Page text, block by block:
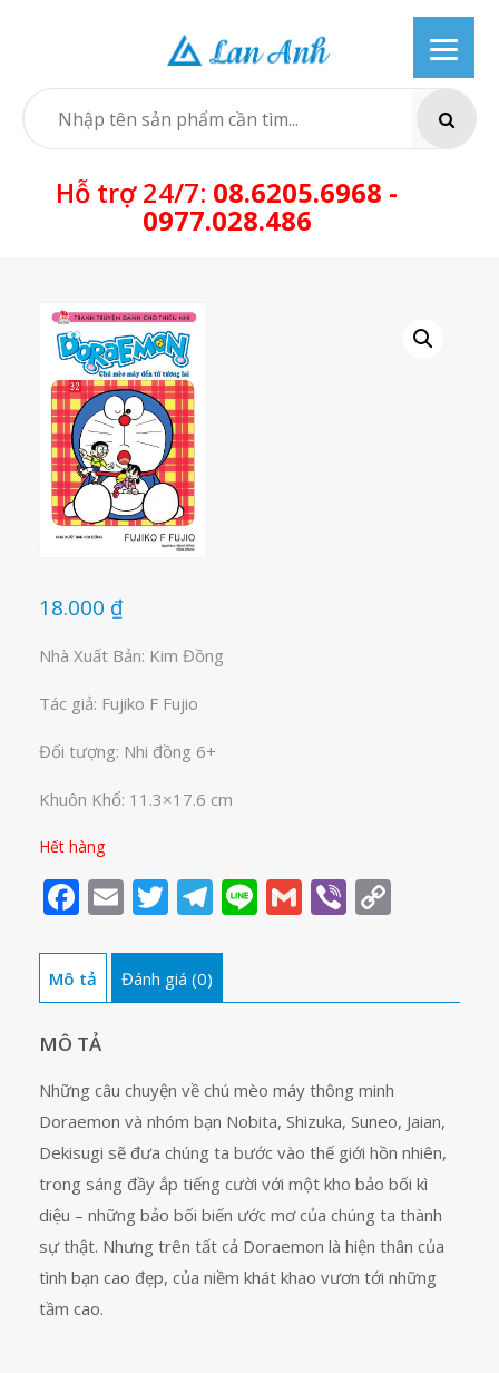
SEARCH
Hỗ trợ 24/7: 08.6205.6968 -
0977.028.486
18.000 ₫
Nhà Xuất Bản: Kim Đồng
Tác giả: Fujiko F Fujio
Đối tượng: Nhi đồng 6+
Khuôn Khổ: 11.3×17.6 cm
Hết hàng
Facebook
EmailTwitter
Telegram
LineGmail
Viber
Mô tả Đánh giá (0)
MÔ TẢ
Những câu chuyện về chú mèo máy thông minh
Doraemon và nhóm bạn Nobita, Shizuka, Suneo, Jaian,
Dekisugi sẽ đưa chúng ta bước vào thế giới hồn nhiên,
trong sáng đầy ắp tiếng cười với một kho bảo bối kì
diệu – những bảo bối biến ước mơ của chúng ta thành
sự thật. Nhưng trên tất cả Doraemon là hiện thân của
tình bạn cao đẹp, của niềm khát khao vươn tới những
tầm cao.